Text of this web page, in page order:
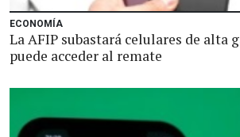
ECONOMÍA
La AFIP subastará celulares de alta
puede acceder al remate